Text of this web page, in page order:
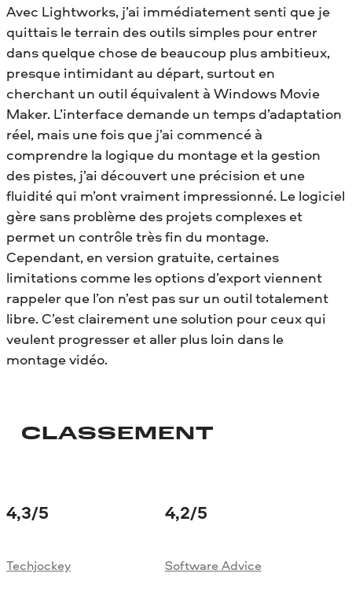
Avec Lightworks, j’ai immédiatement senti que je
quittais le terrain des outils simples pour entrer
dans quelque chose de beaucoup plus ambitieux,
presque intimidant au départ, surtout en
cherchant un outil équivalent à Windows Movie
Maker. L’interface demande un temps d’adaptation
réel, mais une fois que j’ai commencé à
comprendre la logique du montage et la gestion
des pistes, j’ai découvert une précision et une
fluidité qui m’ont vraiment impressionné. Le logiciel
gère sans problème des projets complexes et
permet un contrôle très fin du montage.
Cependant, en version gratuite, certaines
limitations comme les options d’export viennent
rappeler que l’on n’est pas sur un outil totalement
libre. C’est clairement une solution pour ceux qui
veulent progresser et aller plus loin dans le
montage vidéo.
CLASSEMENT
4,3/5
Techjockey
4,2/5
Software Advice